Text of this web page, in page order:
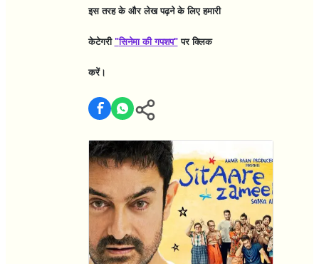
इस तरह के और लेख पढ़ने के लिए हमारी
केटेगरी "सिनेमा की गपशप" पर क्लिक
करें।